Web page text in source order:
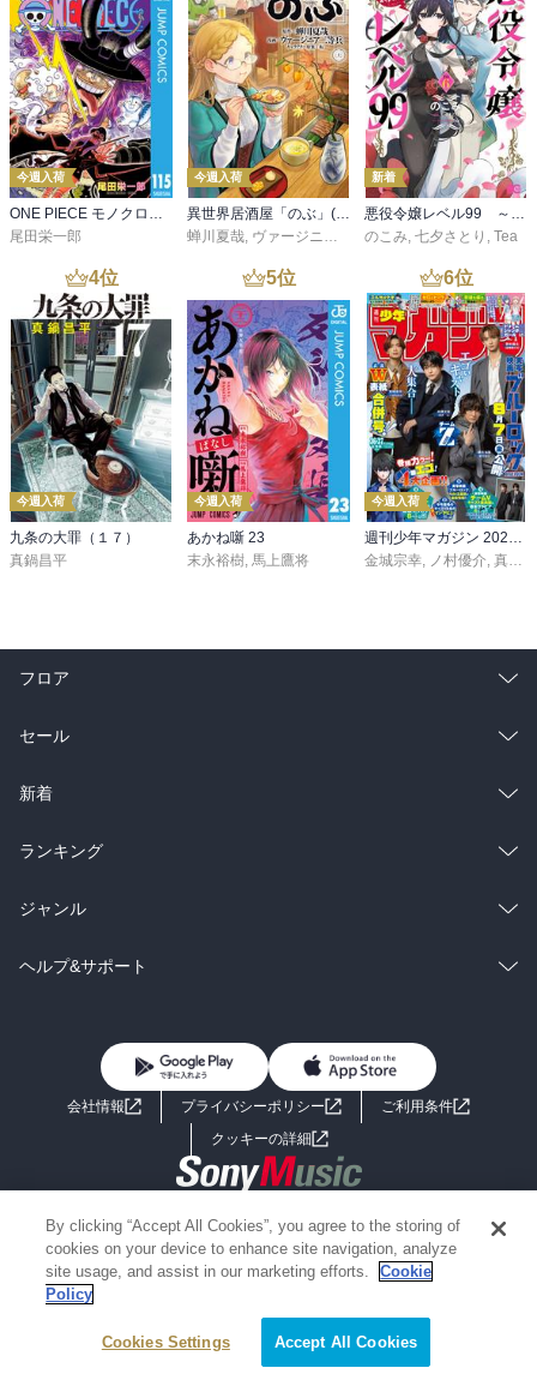
今週入荷
ONE PIECE モノクロ版 115
尾田栄一郎
今週入荷
異世界居酒屋「のぶ」(22)
蝉川夏哉, ヴァージニア二等兵 ,転
新着
悪役令嬢レベル99 ～私は裏ボスですが魔王ではありません～ その６
のこみ, 七夕さとり , Tea
4位
今週入荷
九条の大罪（１７）
真鍋昌平
5位
今週入荷
あかね噺 23
末永裕樹 馬上鷹将
6位
今週入荷
金城宗幸
ノ村優介 真島ヒロ
フロア
総合
ラノベ
雑誌・グラビア
BL・TL
セール
総合
ラノベ
雑誌・グラビア
BL・TL
新着
総合
ラノベ
雑誌・グラビア
ランキング
総合
ラノベ
ジャンル
コミック
ライトノベル 男子向けラノベ
小説
海外小説
ミステリー SF
歴史・時代小説
グラビア写真集
ヘルプ&サポート
よくあるご質問 お問い合わせ
会社情報 プライバシーポリシー
ご利用条件
クッキーの詳細
Copyright 2017 - 2026 Sony Music Entertainment(Japan) Inc.
Information on the site is for the Japan domestic market only
powered by
By clicking “Accept All Cookies”, you agree to the storing of
cookies on your device to enhance site navigation, analyze
site usage, and assist in our marketing efforts.
Cookie
Policy
Cookies Settings Accept All Cookies